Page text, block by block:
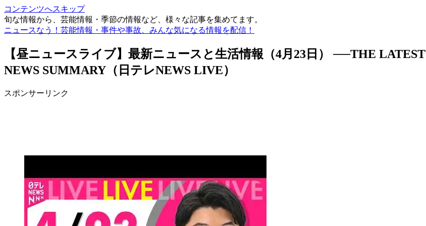
コンテンツへスキップ
旬な情報から、芸能情報・季節の情報など、様々な記事を集めてます。
ニュースなう！芸能情報・事件や事故、みんな気になる情報を配信！
【昼ニュースライブ】最新ニュースと生活情報（4月23日） ──THE LATEST
NEWS SUMMARY（日テレNEWS LIVE）
スポンサーリンク